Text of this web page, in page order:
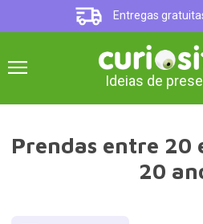
Entregas
Ideias de
Prendas entre 20
20